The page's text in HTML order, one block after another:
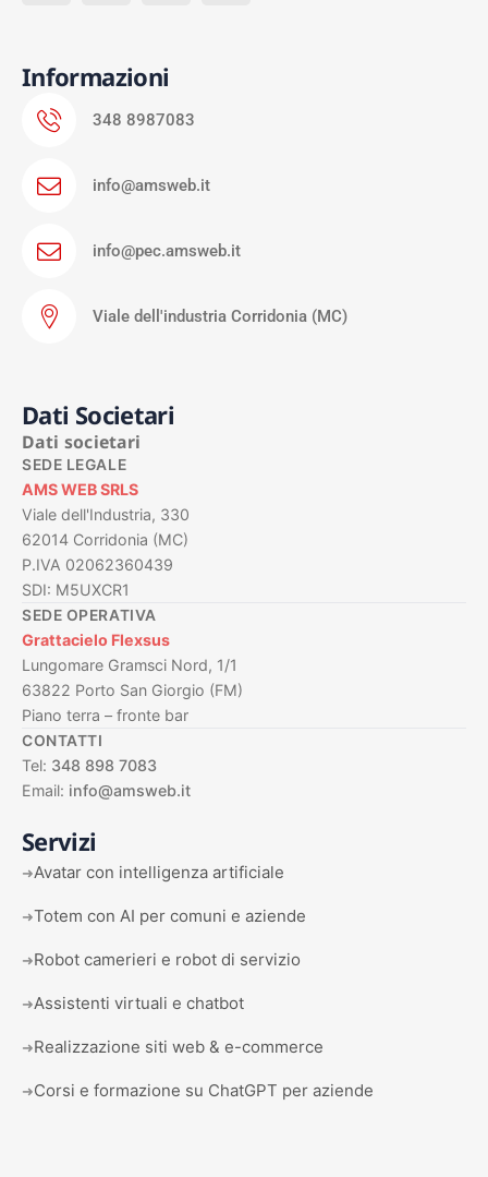
Informazioni
348 8987083
info@amsweb.it
info@pec.amsweb.it
Viale dell'industria Corridonia (MC)
Dati Societari
Dati societari
SEDE LEGALE
AMS WEB SRLS
Viale dell'Industria, 330
62014 Corridonia (MC)
P.IVA 02062360439
SDI: M5UXCR1
SEDE OPERATIVA
Grattacielo Flexsus
Lungomare Gramsci Nord, 1/1
63822 Porto San Giorgio (FM)
Piano terra – fronte bar
CONTATTI
Tel: 348 898 7083
Email: info@amsweb.it
Servizi
➜Avatar con intelligenza artificiale
➜Totem con AI per comuni e aziende
➜Robot camerieri e robot di servizio
➜Assistenti virtuali e chatbot
➜Realizzazione siti web & e-commerce
➜Corsi e formazione su ChatGPT per aziende